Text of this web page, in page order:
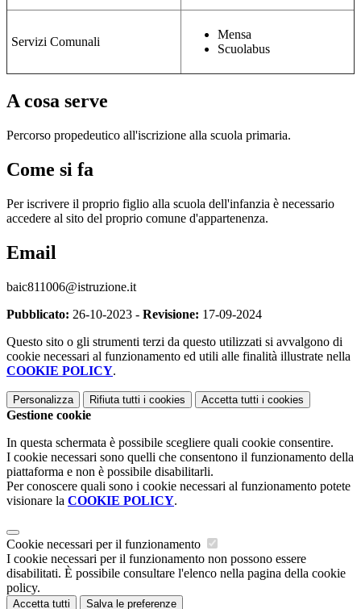
Servizi Comunali
Mensa
Scuolabus
A cosa serve
Percorso propedeutico all'iscrizione alla scuola primaria.
Come si fa
Per iscrivere il proprio figlio alla scuola dell'infanzia è necessario
accedere al sito del proprio comune d'appartenenza.
Email
baic811006@istruzione.it
Pubblicato: 26-10-2023 - Revisione: 17-09-2024
Questo sito o gli strumenti terzi da questo utilizzati si avvalgono di
cookie necessari al funzionamento ed utili alle finalità illustrate nella
COOKIE POLICY.
Personalizza Rifiuta tutti i cookies Accetta tutti i cookies
Gestione cookie
In questa schermata è possibile scegliere quali cookie consentire.
I cookie necessari sono quelli che consentono il funzionamento della
piattaforma e non è possibile disabilitarli.
Per conoscere quali sono i cookie necessari al funzionamento potete
visionare la COOKIE POLICY.
Cookie necessari per il funzionamento
I cookie necessari per il funzionamento non possono essere
disabilitati. È possibile consultare l'elenco nella pagina della cookie
policy.
Accetta tutti Salva le preferenze